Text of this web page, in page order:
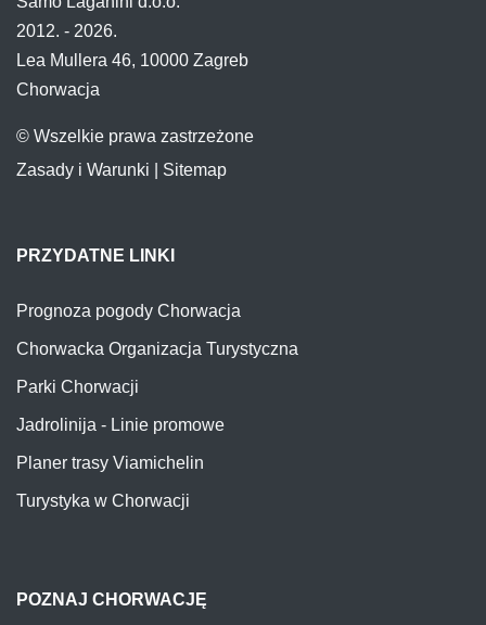
Samo Laganini d.o.o.
2012. - 2026.
Lea Mullera 46, 10000 Zagreb
Chorwacja
© Wszelkie prawa zastrzeżone
Zasady i Warunki | Sitemap
PRZYDATNE LINKI
Prognoza pogody Chorwacja
Chorwacka Organizacja Turystyczna
Parki Chorwacji
Jadrolinija - Linie promowe
Planer trasy Viamichelin
Turystyka w Chorwacji
POZNAJ CHORWACJĘ